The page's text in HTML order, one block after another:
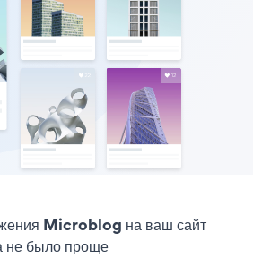
Microblog на ваш сайт
не было проще